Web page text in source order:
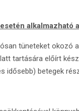
alkalmazható
tüneteket okozó
tartására előírt
idősebb) betegek